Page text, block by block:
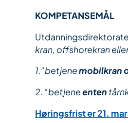
KOMPETANSEMÅL
kran, offshorekran
1.”betjenemobilkran
2. “betjeneenten
Høringsfrist er 21.